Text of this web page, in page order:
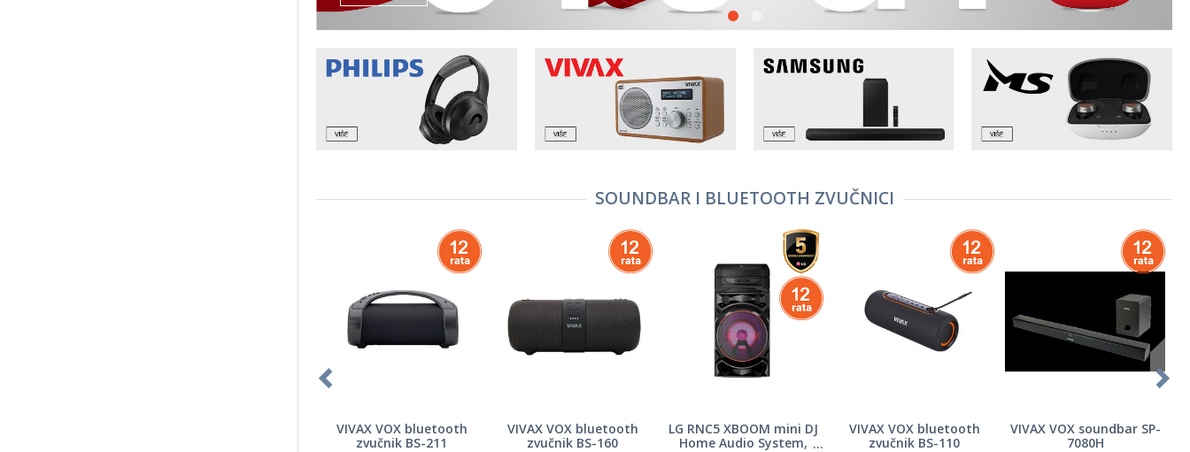
SOUNDBAR I BLUETOOTH ZVUČNICI
VIVAX VOX bluetooth
zvučnik BS-211
VIVAX VOX bluetooth
zvučnik BS-160
LG RNC5 XBOOM mini DJ
Home Audio System,
VIVAX VOX bluetooth
zvučnik BS-110
VIVAX VOX soundbar SP-
7080H